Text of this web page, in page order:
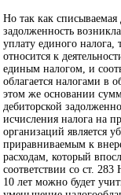
Но так как списываемая
задолженность
уплату единого налога,
относится к
единым налогом, и
облагается налогами в
этом же основании
дебиторской
исчисления налога на
организаций является
приравниваемым к
расходам, который
соответствии со ст.
10 лет можно будет